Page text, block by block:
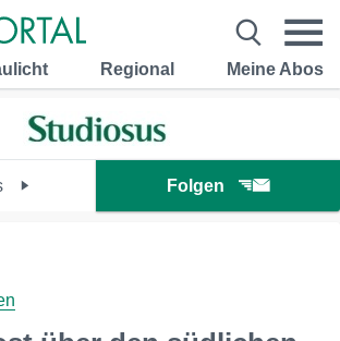
Regional Meine Abos
Folgen